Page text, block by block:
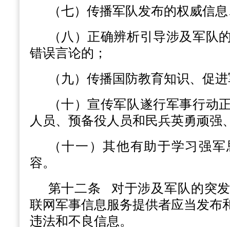
（七）传播军队发布的权威信
（八）正确辨析引导涉及军队
错误言论的；
（九）传播国防教育知识、促
（十）宣传军队遂行军事行动
人员、预备役人员和民兵英勇顽强
（十一）其他有助于学习强
容。
第十二条 对于涉及军队的突
联网军事信息服务提供者应当发布
违法和不良信息。